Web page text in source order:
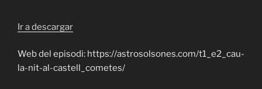
Ir a descargar
Web del episodi: https://astrosolsones.com/t1_e2_cau-
la-nit-al-castell_cometes/